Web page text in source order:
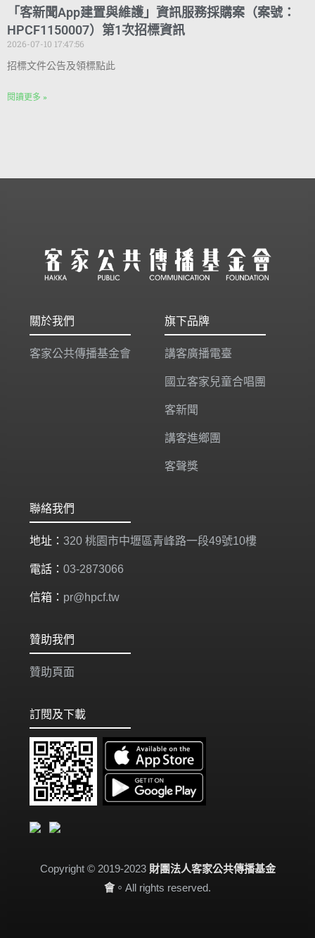
「客新聞App建置與維護」資訊服務採購案（案號：
HPCF1150007）第1次招標資訊
2026-07-10 17:47:56
招標文件公告及領標點此
閱讀更多 »
關於我們
客家公共傳播基金會
旗下品牌
講客廣播電臺
國立客家兒童合唱團
客新聞
講客進鄉團
客聲獎
聯絡我們
地址： 320 桃園市中壢區青峰路一段49號10樓
電話： 03-2873066
信箱： pr@hpcf.tw
贊助我們
贊助頁面
訂閱及下載
Copyright © 2019-2023 財團法人客家公共傳播基金
會。All rights reserved.